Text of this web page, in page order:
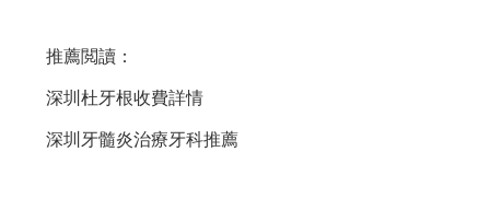
推薦閲讀：
深圳杜牙根收費詳情
深圳牙髓炎治療牙科推薦